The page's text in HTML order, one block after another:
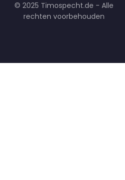
© 2025 Timospecht.de - Alle
rechten voorbehouden